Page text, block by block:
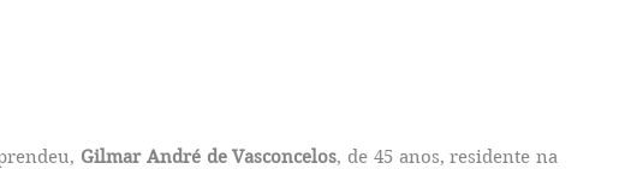
Gilmar André de Vasconcelos, de 45 anos, residente na